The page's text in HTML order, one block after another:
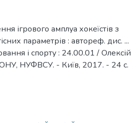
ігрового амплуа хокеїстів з
параметрів : автореф. дис. ...
і спорту : 24.00.01 / Олексій
НУФВСУ. - Київ, 2017. - 24 с.